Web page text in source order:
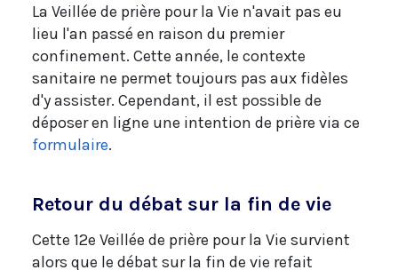
La Veillée de prière pour la Vie n'avait pas eu
lieu l'an passé en raison du premier
confinement. Cette année, le contexte
sanitaire ne permet toujours pas aux fidèles
d'y assister. Cependant, il est possible de
déposer en ligne une intention de prière via ce
formulaire.
Retour du débat sur la fin de vie
Cette 12e Veillée de prière pour la Vie survient
alors que le débat sur la fin de vie refait